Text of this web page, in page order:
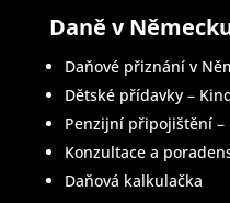
Daně v
Daňové přiznání v
Dětské přídavky –
Penzijní připojištění –
Konzultace a
Daňová kalkulačka